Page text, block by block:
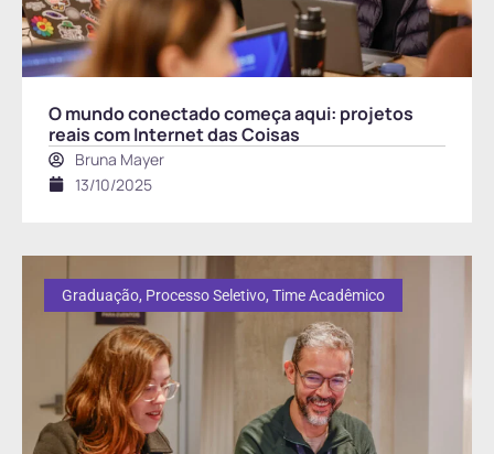
O mundo conectado começa aqui: projetos
reais com Internet das Coisas
Bruna Mayer
13/10/2025
Graduação, Processo Seletivo, Time Acadêmico